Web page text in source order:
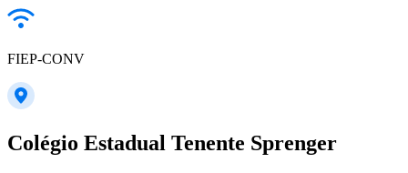
FIEP-CONV
Colégio Estadual Tenente Sprenger